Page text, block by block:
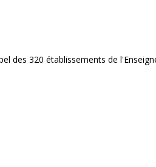
des 320 établissements de